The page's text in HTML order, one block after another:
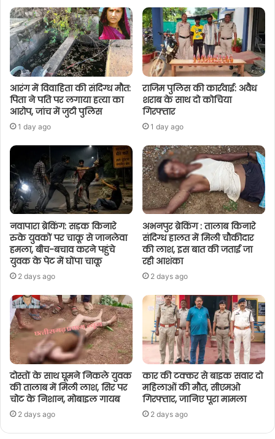
आरंग में विवाहिता की संदिग्ध मौत:
पिता ने पति पर लगाया हत्या का
आरोप, जांच में जुटी पुलिस
1 day ago
राजिम पुलिस की कार्रवाई: अवैध
शराब के साथ दो कोचिया
गिरफ्तार
1 day ago
नवापारा ब्रेकिंग: सड़क किनारे
रुके युवकों पर चाकू से जानलेवा
हमला, बीच-बचाव करने पहुंचे
युवक के पेट में घोंपा चाकू
2 days ago
अभनपुर ब्रेकिंग : तालाब किनारे
संदिग्ध हालत में मिली चौकीदार
की लाश, इस बात की जताई जा
रही आशंका
2 days ago
दोस्तों के साथ घूमने निकले युवक
की तालाब में मिली लाश, सिर पर
चोट के निशान, मोबाइल गायब
2 days ago
कार की टक्कर से बाइक सवार दो
महिलाओं की मौत, सीएमओ
गिरफ्तार, जानिए पूरा मामला
2 days ago